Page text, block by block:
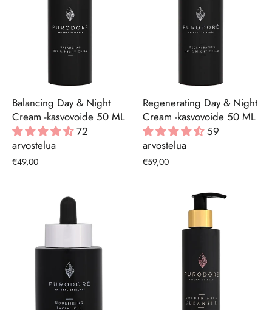
Balancing Day & Night
Cream -kasvovoide 50 ML
72
arvostelua
€49,00
Regenerating Day & Night
Cream -kasvovoide 50 ML
59
arvostelua
€59,00